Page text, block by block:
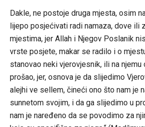
Dakle, ne postoje druga mjesta, osim
lijepo posjećivati radi namaza, dove ili
mjestima, jer Allah i Njegov Poslanik
vrste posjete, makar se radilo i o
stanovao neki vjerovjesnik, ili na njemu
prošao, jer, osnova je da slijedimo
alejhi ve sellem, čineći ono što nam je
sunnetom svojim, i da ga slijedimo u
nam je naređeno da se povodimo za